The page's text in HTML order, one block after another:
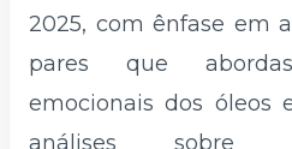
2025, com ênfase em
pares que
emocionais dos óleos
análises sobre